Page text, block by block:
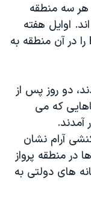
هر سه منطقه
اوایل هفته
جاری ایالات متحده دو بمب افکن B-52 را در آن منطقه به
دو روز پس از
که می
آمدند.
آرام نشان
در منطقه پرواز
های دولتی به